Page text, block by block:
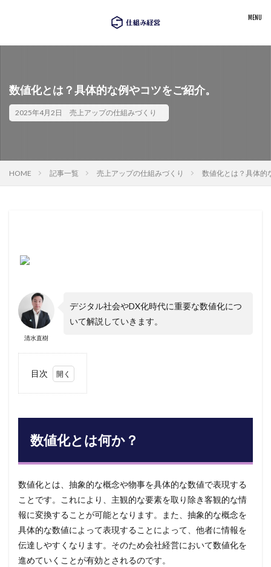
数値化とは？具体的な例やコツをご紹介。
2025年4月2日 売上アップの仕組みづくり
HOME 記事一覧 売上アップの仕組みづくり 数値化とは？具体的
清水直樹
デジタル社会やDX化時代に重要な数値化につ
いて解説していきます。
目次
か？
数値
メリ
ット
3
最終
的な
目標
から
数値化とは何か？
数値化とは、抽象的な概念や物事を具体的な数値で表現する
ことです。これにより、主観的な要素を取り除き客観的な情
報に変換することが可能となります。また、抽象的な概念を
具体的な数値によって表現することによって、他者に情報を
伝達しやすくなります。そのため会社経営において数値化を
進めていくことが有効とされるのです。